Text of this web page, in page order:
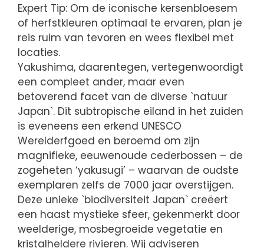
Expert Tip: Om de iconische kersenbloesem
of herfstkleuren optimaal te ervaren, plan je
reis ruim van tevoren en wees flexibel met
locaties.
Yakushima, daarentegen, vertegenwoordigt
een compleet ander, maar even
betoverend facet van de diverse `natuur
Japan`. Dit subtropische eiland in het zuiden
is eveneens een erkend UNESCO
Werelderfgoed en beroemd om zijn
magnifieke, eeuwenoude cederbossen – de
zogeheten ‘yakusugi’ – waarvan de oudste
exemplaren zelfs de 7000 jaar overstijgen.
Deze unieke `biodiversiteit Japan` creëert
een haast mystieke sfeer, gekenmerkt door
weelderige, mosbegroeide vegetatie en
kristalheldere rivieren. Wij adviseren